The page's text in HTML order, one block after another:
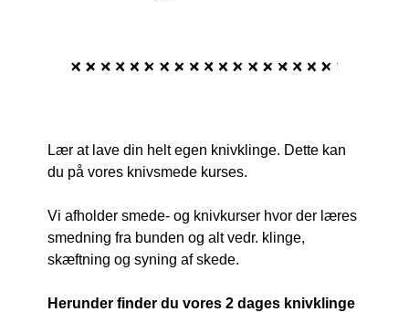
Lær at lave din helt egen knivklinge. Dette kan
du på vores knivsmede kurses.
Vi afholder smede- og knivkurser hvor der læres
smedning fra bunden og alt vedr. klinge,
skæftning og syning af skede.
Herunder finder du vores 2 dages knivklinge